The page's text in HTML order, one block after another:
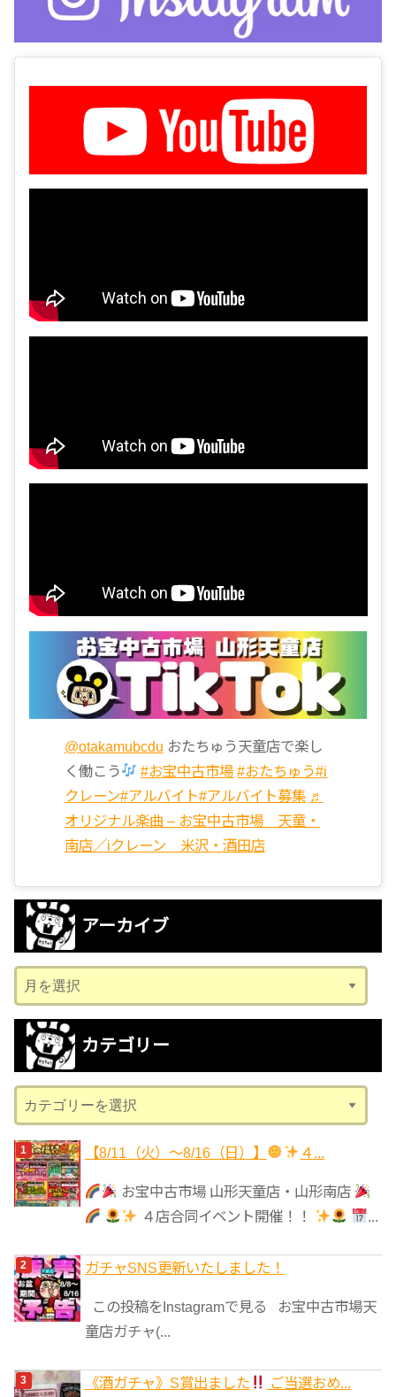
@otakamubcdu おたちゅう天童店で楽し
く働こう
#お宝中古市場 #おたちゅう#i
クレーン#アルバイト#アルバイト募集 ♬
オリジナル楽曲 – お宝中古市場 天童・
南店／iクレーン 米沢・酒田店
アーカイブ
ー
カ
ブ
カテゴリー
テ
ゴ
リ
ー
【8/11（火）～8/16（日）】 ４...
お宝中古市場 山形天童店・山形南店
４店合同イベント開催！！
...
ガチャSNS更新いたしました！
この投稿をInstagramで見る お宝中古市場天
童店ガチャ(...
《酒ガチャ》S賞出ました ご当選おめ...